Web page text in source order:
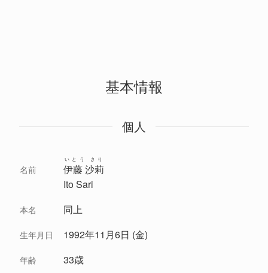
基本情報
個人
名前 伊藤 沙莉
いとう さり
Ito Sari
本名 同上
生年月日 1992年11月6日 (金)
年齢 33歳